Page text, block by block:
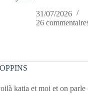
31/07/2026
26
katia et moi et on